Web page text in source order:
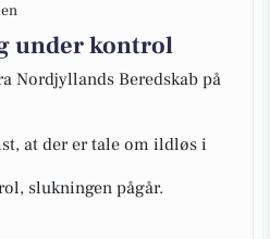
under kontrol
Nordjyllands Beredskab på
at der er tale om ildløs i
slukningen pågår.